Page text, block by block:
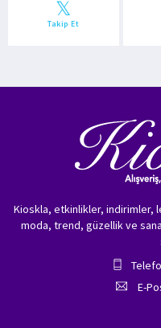
Takip Et
Kioskla, etkinlikler, indirimler,
moda, trend, güzellik ve
E-